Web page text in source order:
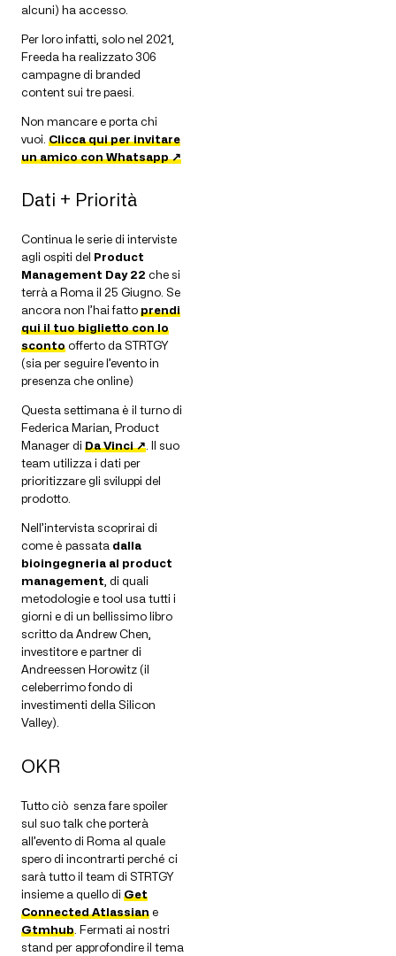
alcuni) ha accesso.
Per loro infatti, solo nel 2021,
Freeda ha realizzato 306
campagne di branded
content sui tre paesi.
Non mancare e porta chi
vuoi. Clicca qui per invitare
un amico con Whatsapp ↗
Dati + Priorità
Continua le serie di interviste
agli ospiti del Product
Management Day 22 che si
terrà a Roma il 25 Giugno. Se
ancora non l’hai fattoprendi
qui il tuo biglietto con lo
sconto offerto da STRTGY
(sia per seguire l’evento in
presenza che online)
Questa settimana è il turno di
Federica Marian, Product
Manager di Da Vinci ↗ . Il suo
team utilizza i dati per
prioritizzare gli sviluppi del
prodotto.
Nell’intervista scoprirai di
come è passata dalla
bioingegneria al product
management , di quali
metodologie e tool usa tutti i
giorni e di un bellissimo libro
scritto da Andrew Chen,
investitore e partner di
Andreessen Horowitz (il
celeberrimo fondo di
investimenti della Silicon
Valley).
OKR
Tutto ciò senza fare spoiler
sul suo talk che porterà
all’evento di Roma al quale
spero di incontrarti perché ci
sarà tutto il team di STRTGY
insieme a quello di Get
Connected Atlassian e
Gtmhub . Fermati ai nostri
stand per approfondire il tema